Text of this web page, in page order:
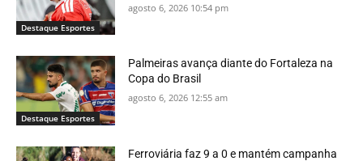
Destaque Esportes
agosto 6, 2026 10:54 pm
Destaque Esportes
Palmeiras avança diante do Fortaleza na
Copa do Brasil
agosto 6, 2026 12:55 am
Ferroviária faz 9 a 0 e mantém campanha